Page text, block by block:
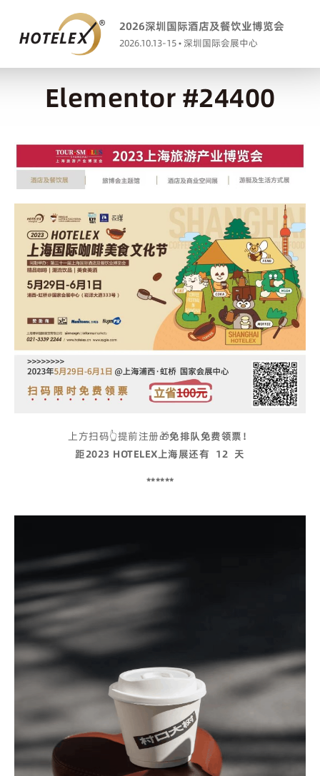
2026深圳国际酒店及餐饮业博览会
2026.10.13-15 • 深圳国际会展中心
Elementor #24400
上方扫码👆提前注册🎁免排队免费领票！
距2023 HOTELEX上海展还有 12 天
******